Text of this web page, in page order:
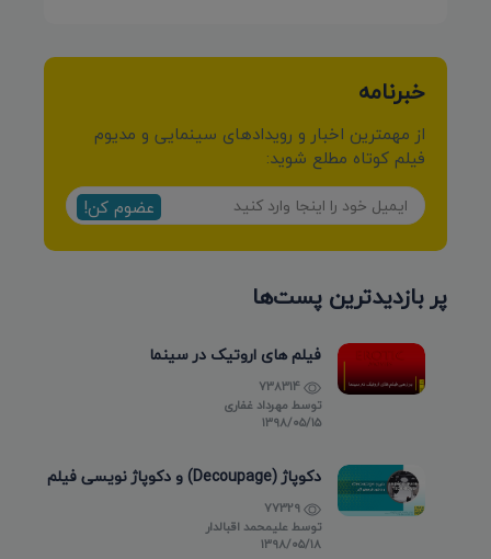
خبرنامه
از مهمترین اخبار و رویدادهای سینمایی و مدیوم
فیلم کوتاه مطلع شوید:
عضوم کن!
پر بازدیدترین پست‌ها
فیلم های اروتیک در سینما
توسط مهرداد غفاری
۱۳۹۸/۰۵/۱۵
دکوپاژ (Decoupage) و دکوپاژ نویسی فیلم
توسطعلیمحمد اقبالدار
۱۳۹۸/۰۵/۱۸